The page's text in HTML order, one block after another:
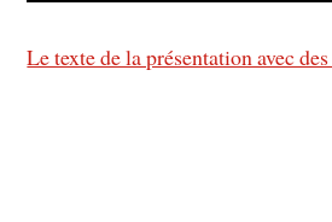
Le texte de la présentation avec